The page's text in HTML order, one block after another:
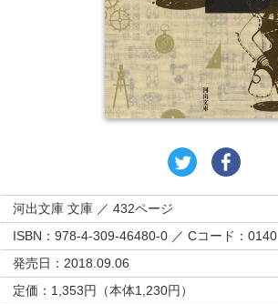
河出文庫 文庫 ／ 432ページ
ISBN：978-4-309-46480-0 ／ Cコード：0140
発売日：2018.09.06
定価：1,353円（本体1,230円）